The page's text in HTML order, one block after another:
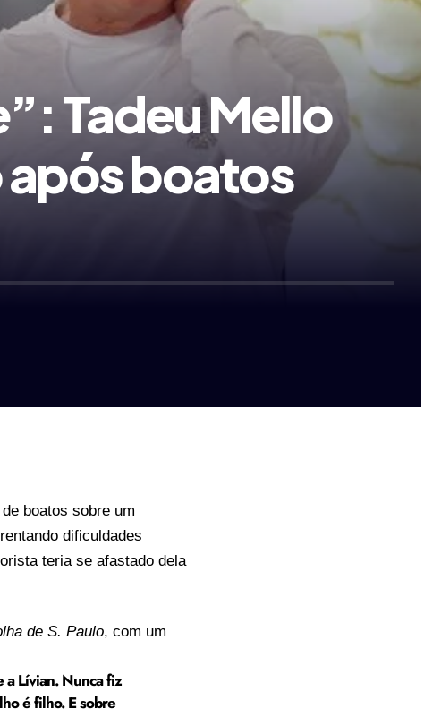
Tadeu Mello
após boatos
boatos sobre um
dificuldades
teria se afastado dela
de S. Paulo, com um
a Lívian. Nunca fiz
é filho. E sobre